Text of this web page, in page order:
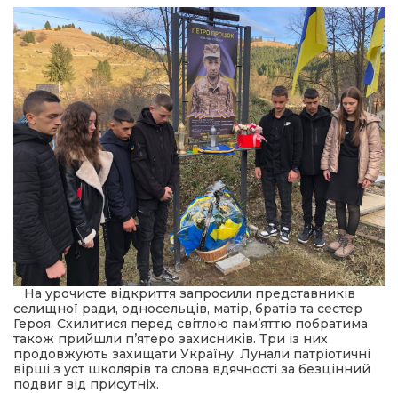
голос гірського краю
умови придбання
та контакти
На урочисте відкриття запросили представників
селищної ради, односельців, матір, братів та сестер
Героя. Схилитися перед світлою пам’яттю побратима
також прийшли п’ятеро захисників. Три із них
продовжують захищати Україну. Лунали патріотичні
вірші з уст школярів та слова вдячності за безцінний
подвиг від присутніх.